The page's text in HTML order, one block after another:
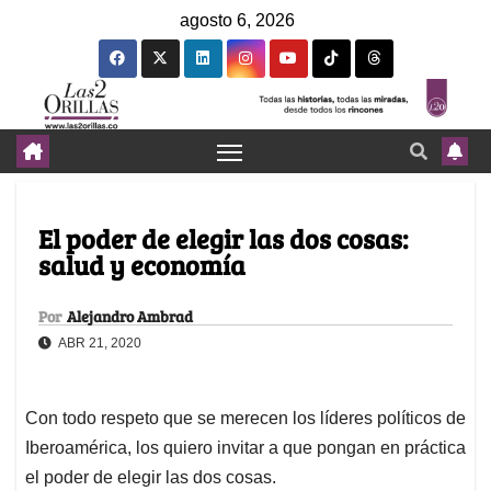
agosto 6, 2026
El poder de elegir las dos cosas:
salud y economía
Por Alejandro Ambrad
ABR 21, 2020
Con todo respeto que se merecen los líderes políticos de
Iberoamérica, los quiero invitar a que pongan en práctica
el poder de elegir las dos cosas.